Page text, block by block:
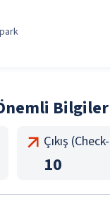
Bilgiler
Çıkış
10